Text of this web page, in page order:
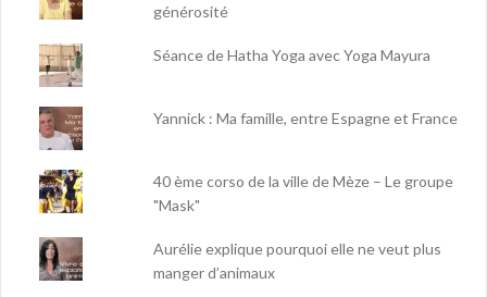
générosité
Séance de Hatha Yoga avec Yoga Mayura
Yannick : Ma famille, entre Espagne et France
40 ème corso de la ville de Mèze – Le groupe
"Mask"
Aurélie explique pourquoi elle ne veut plus
manger d’animaux